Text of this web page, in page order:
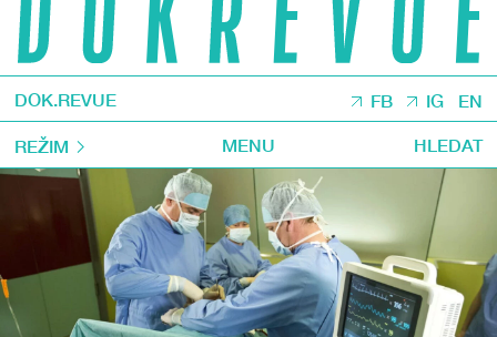
DOK.REVUE FB IG EN
REŽIM MENU HLEDAT